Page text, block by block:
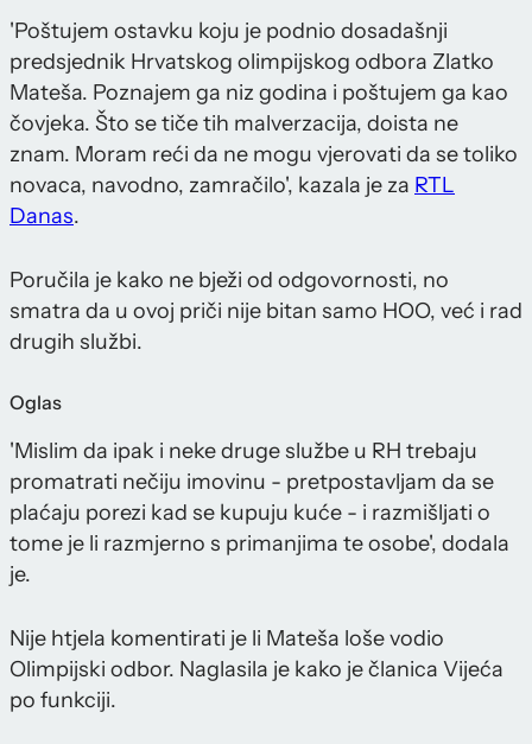
'Poštujem ostavku koju je podnio dosadašnji
predsjednik Hrvatskog olimpijskog odbora Zlatko
Mateša. Poznajem ga niz godina i poštujem ga kao
čovjeka. Što se tiče tih malverzacija, doista ne
znam. Moram reći da ne mogu vjerovati da se toliko
novaca, navodno, zamračilo', kazala je za RTL
Danas.
Poručila je kako ne bježi od odgovornosti, no
smatra da u ovoj priči nije bitan samo HOO, već i rad
drugih službi.
Oglas
'Mislim da ipak i neke druge službe u RH trebaju
promatrati nečiju imovinu - pretpostavljam da se
plaćaju porezi kad se kupuju kuće - i razmišljati o
tome je li razmjerno s primanjima te osobe', dodala
je.
Nije htjela komentirati je li Mateša loše vodio
Olimpijski odbor. Naglasila je kako je članica Vijeća
po funkciji.